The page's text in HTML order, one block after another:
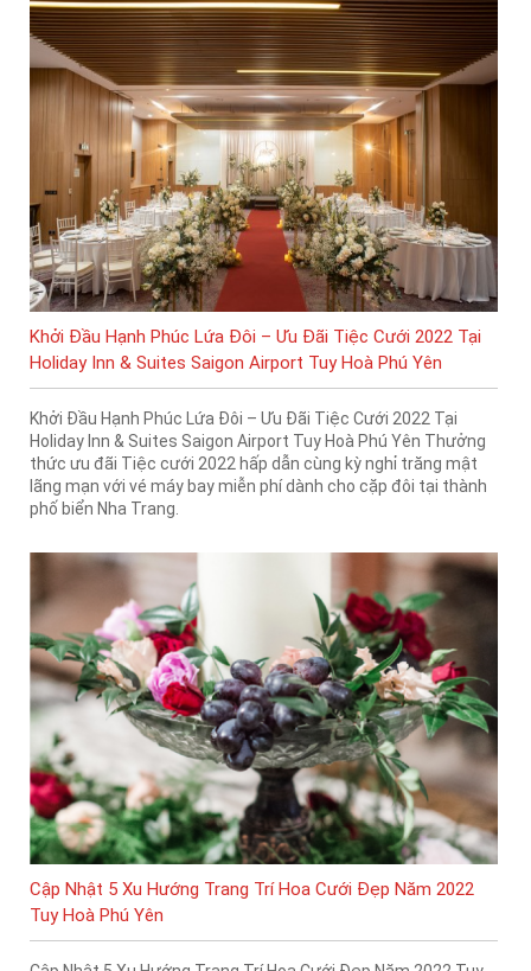
Khởi Đầu Hạnh Phúc Lứa Đôi – Ưu Đãi Tiệc Cưới 2022 Tại
Holiday Inn & Suites Saigon Airport Tuy Hoà Phú Yên
Khởi Đầu Hạnh Phúc Lứa Đôi – Ưu Đãi Tiệc Cưới 2022 Tại
Holiday Inn & Suites Saigon Airport Tuy Hoà Phú Yên Thưởng
thức ưu đãi Tiệc cưới 2022 hấp dẫn cùng kỳ nghỉ trăng mật
lãng mạn với vé máy bay miễn phí dành cho cặp đôi tại thành
phố biển Nha Trang.
Cập Nhật 5 Xu Hướng Trang Trí Hoa Cưới Đẹp Năm 2022
Tuy Hoà Phú Yên